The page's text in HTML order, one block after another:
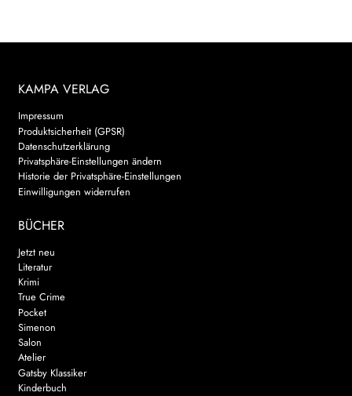
KAMPA VERLAG
Impressum
Produktsicherheit (GPSR)
Datenschutzerklärung
Privatsphäre-Einstellungen ändern
Historie der Privatsphäre-Einstellungen
Einwilligungen widerrufen
BÜCHER
Jetzt neu
Literatur
Krimi
True Crime
Pocket
Simenon
Salon
Atelier
Gatsby Klassiker
Kinderbuch